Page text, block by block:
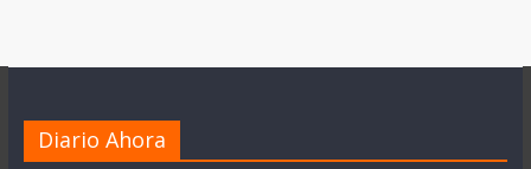
Diario Ahora